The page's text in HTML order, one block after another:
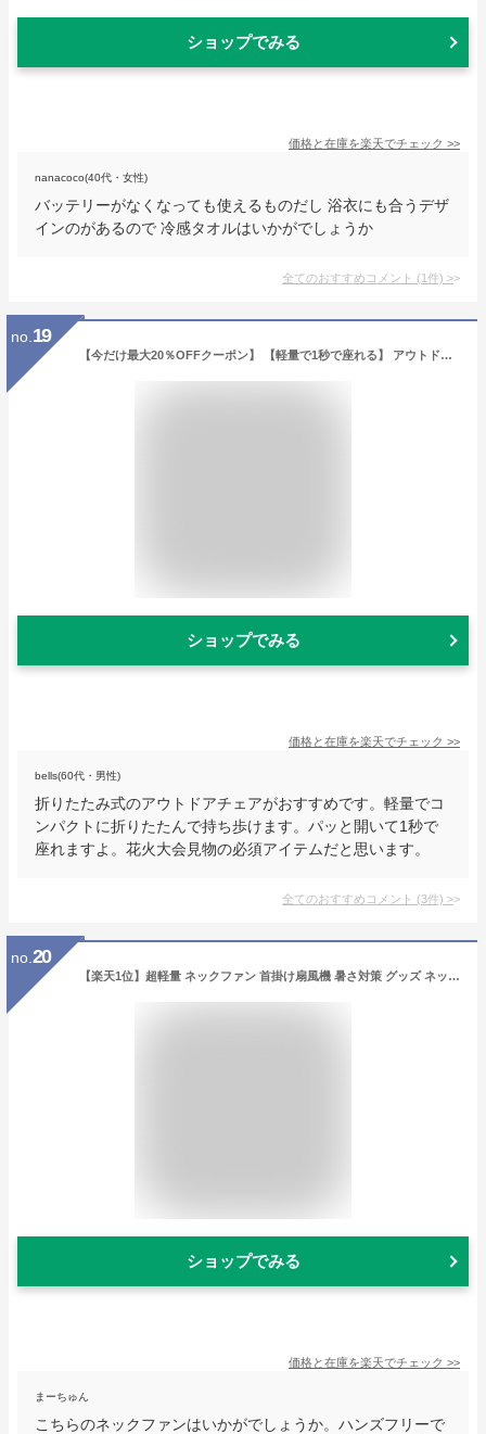
ショップでみる
価格と在庫を楽天でチェック >>
nanacoco(40代・女性)
バッテリーがなくなっても使えるものだし 浴衣にも合うデザ
インのがあるので 冷感タオルはいかがでしょうか
全てのおすすめコメント (1件) >
no. 19
【今だけ最大20％OFFクーポン】 【軽量で1秒で座れる】 アウトドアチェア 折りたたみ椅子 アウトドア チェア 軽量 コンパクト 折りたたみチェア 折りたたみ椅子 キャンプ椅子 いす チェアー 携帯 おしゃれ ローチェア ブラック アウトドア キャンプ バーベキュー ソロ
ショップでみる
価格と在庫を楽天でチェック >>
bells(60代・男性)
折りたたみ式のアウトドアチェアがおすすめです。軽量でコ
ンパクトに折りたたんで持ち歩けます。パッと開いて1秒で
座れますよ。花火大会見物の必須アイテムだと思います。
全てのおすすめコメント (3件) >
no. 20
【楽天1位】超軽量 ネックファン 首掛け扇風機 暑さ対策 グッズ ネッククーラー ネック クーラー 首かけ扇風機 羽根なし 扇風機 首かけ 首 ポータブルファン 静音 ハンズフリー 小型 静音 高品質 プレゼント 室外作業 熱中症対策 軽い おすすめ おしゃれ 最新
ショップでみる
価格と在庫を楽天でチェック >>
まーちゅん
こちらのネックファンはいかがでしょうか。ハンズフリーで